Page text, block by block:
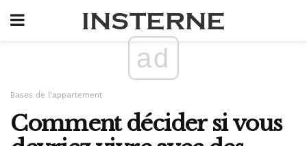
ad
Bases de l'appartement
Comment décider si vous